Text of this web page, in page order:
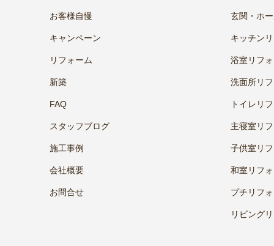
お客様自慢
キャンペーン
リフォーム
新築
FAQ
スタッフブログ
施工事例
会社概要
お問合せ
玄関・ホ
キッチン
浴室リフ
洗面所リ
トイレリ
主寝室リ
子供室リ
和室リフ
プチリフ
リビング